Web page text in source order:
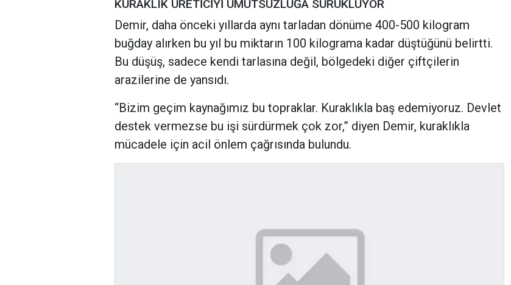
KURAKLIK ÜRETİCİYİ UMUTSUZLUĞA SÜRÜKLÜYOR
Demir, daha önceki yıllarda aynı tarladan dönüme 400-500 kilogram
buğday alırken bu yıl bu miktarın 100 kilograma kadar düştüğünü belirtti.
Bu düşüş, sadece kendi tarlasına değil, bölgedeki diğer çiftçilerin
arazilerine de yansıdı.
“Bizim geçim kaynağımız bu topraklar. Kuraklıkla baş edemiyoruz. Devlet
destek vermezse bu işi sürdürmek çok zor,” diyen Demir, kuraklıkla
mücadele için acil önlem çağrısında bulundu.